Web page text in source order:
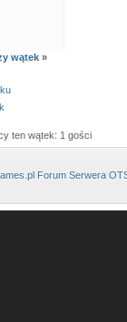
wątek »
ten wątek: 1 gości
Forum Serwera